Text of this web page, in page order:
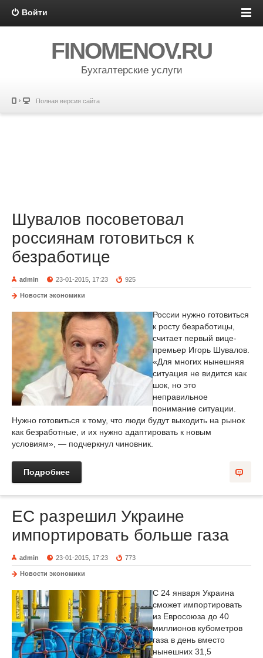
Войти
FINOMENOV.RU
Бухгалтерские услуги
Полная версия сайта
Шувалов посоветовал
россиянам готовиться к
безработице
admin 23-01-2015, 17:23 925
Новости экономики
России нужно готовиться
к росту безработицы,
считает первый вице-
премьер Игорь Шувалов.
«Для многих нынешняя
ситуация не видится как
шок, но это
неправильное
понимание ситуации.
Нужно готовиться к тому, что люди будут выходить на рынок
как безработные, и их нужно адаптировать к новым
условиям», — подчеркнул чиновник.
Подробнее
ЕС разрешил Украине
импортировать больше газа
admin 23-01-2015, 17:23 773
Новости экономики
C 24 января Украина
сможет импортировать
из Евросоюза до 40
миллионов кубометров
газа в день вместо
нынешних 31,5